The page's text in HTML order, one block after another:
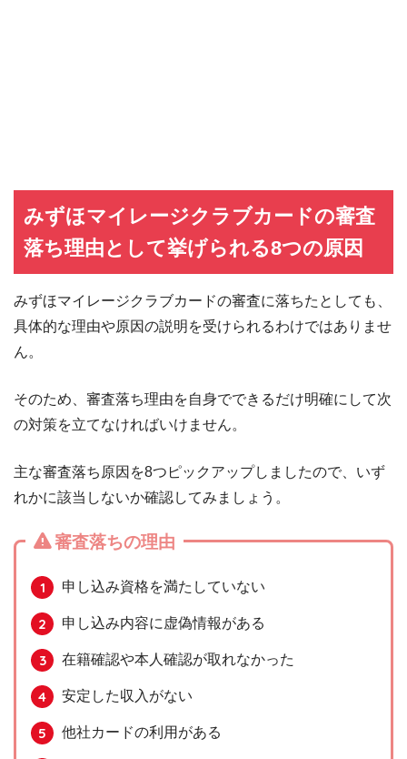
みずほマイレージクラブカードの審査
落ち理由として挙げられる8つの原因
みずほマイレージクラブカードの審査に落ちたとしても、
具体的な理由や原因の説明を受けられるわけではありませ
ん。
そのため、審査落ち理由を自身でできるだけ明確にして次
の対策を立てなければいけません。
主な審査落ち原因を8つピックアップしましたので、いず
れかに該当しないか確認してみましょう。
審査落ちの理由
申し込み資格を満たしていない
申し込み内容に虚偽情報がある
在籍確認や本人確認が取れなかった
安定した収入がない
他社カードの利用がある